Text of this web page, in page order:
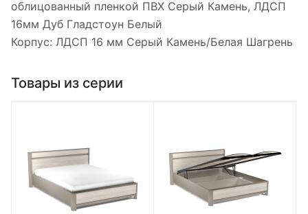
облицованный пленкой ПВХ Серый Камень, ЛДСП
16мм Дуб Гладстоун Белый
Корпус: ЛДСП 16 мм Серый Камень/Белая Шагрень
Товары из серии